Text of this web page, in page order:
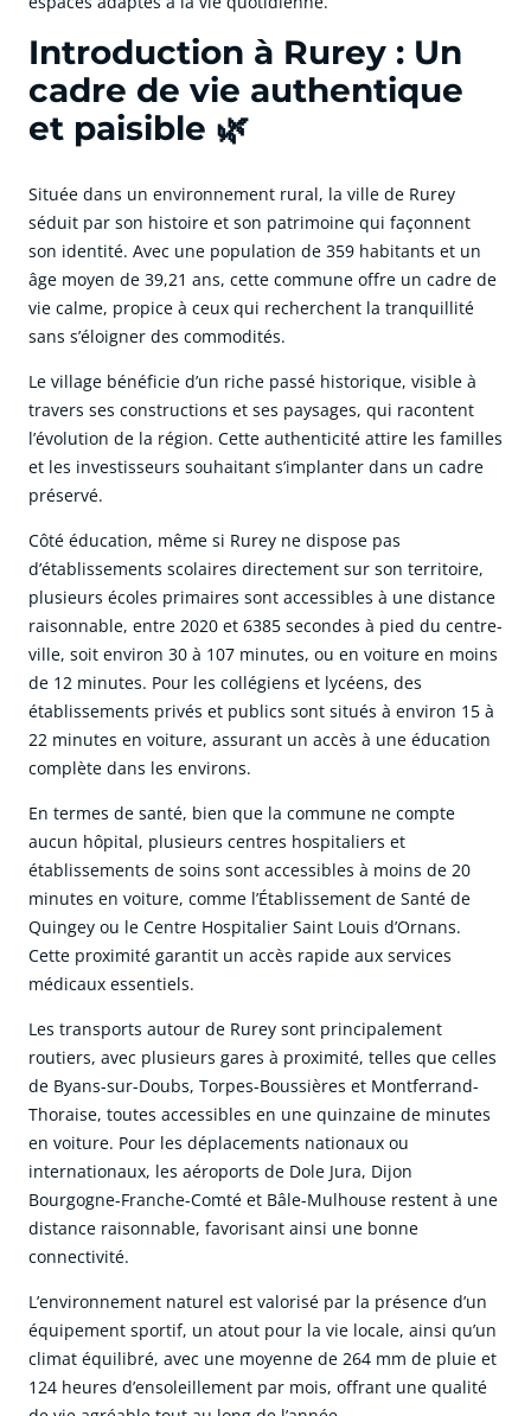
Introduction à Rurey : Un
cadre de vie authentique
et paisible 🌿
Située dans un environnement rural, la ville de Rurey
séduit par son histoire et son patrimoine qui façonnent
son identité. Avec une population de 359 habitants et un
âge moyen de 39,21 ans, cette commune offre un cadre de
vie calme, propice à ceux qui recherchent la tranquillité
sans s’éloigner des commodités.
Le village bénéficie d’un riche passé historique, visible à
travers ses constructions et ses paysages, qui racontent
l’évolution de la région. Cette authenticité attire les familles
et les investisseurs souhaitant s’implanter dans un cadre
préservé.
Côté éducation, même si Rurey ne dispose pas
d’établissements scolaires directement sur son territoire,
plusieurs écoles primaires sont accessibles à une distance
raisonnable, entre 2020 et 6385 secondes à pied du centre-
ville, soit environ 30 à 107 minutes, ou en voiture en moins
de 12 minutes. Pour les collégiens et lycéens, des
établissements privés et publics sont situés à environ 15 à
22 minutes en voiture, assurant un accès à une éducation
complète dans les environs.
En termes de santé, bien que la commune ne compte
aucun hôpital, plusieurs centres hospitaliers et
établissements de soins sont accessibles à moins de 20
minutes en voiture, comme l’Établissement de Santé de
Quingey ou le Centre Hospitalier Saint Louis d’Ornans.
Cette proximité garantit un accès rapide aux services
médicaux essentiels.
Les transports autour de Rurey sont principalement
routiers, avec plusieurs gares à proximité, telles que celles
de Byans-sur-Doubs, Torpes-Boussières et Montferrand-
Thoraise, toutes accessibles en une quinzaine de minutes
en voiture. Pour les déplacements nationaux ou
internationaux, les aéroports de Dole Jura, Dijon
Bourgogne-Franche-Comté et Bâle-Mulhouse restent à une
distance raisonnable, favorisant ainsi une bonne
connectivité.
L’environnement naturel est valorisé par la présence d’un
équipement sportif, un atout pour la vie locale, ainsi qu’un
climat équilibré, avec une moyenne de 264 mm de pluie et
124 heures d’ensoleillement par mois, offrant une qualité